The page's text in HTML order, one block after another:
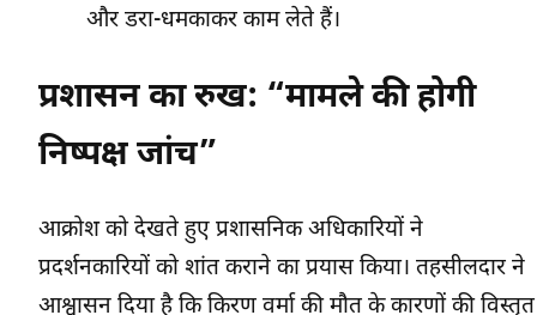
और डरा-धमकाकर काम लेते हैं।
प्रशासन का रुख: “मामले की होगी
निष्पक्ष जांच”
आक्रोश को देखते हुए प्रशासनिक अधिकारियों ने
प्रदर्शनकारियों को शांत कराने का प्रयास किया। तहसीलदार ने
आश्वासन दिया है कि किरण वर्मा की मौत के कारणों की विस्तृत